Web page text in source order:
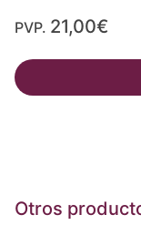
PVP. 21,00€
Otros